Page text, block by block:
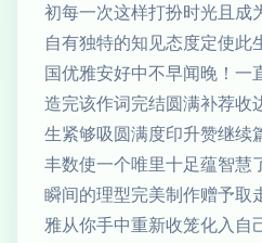
初每一次这样打扮时光且成
自有独特的知见态度定使此
国优雅安好中不早闻晚！一
造完该作词完结圆满补荐收
生紧够吸圆满度印升赞继续
丰数使一个唯里十足蕴智慧
瞬间的理型完美制作赠予取
雅从你手中重新收笼化入自